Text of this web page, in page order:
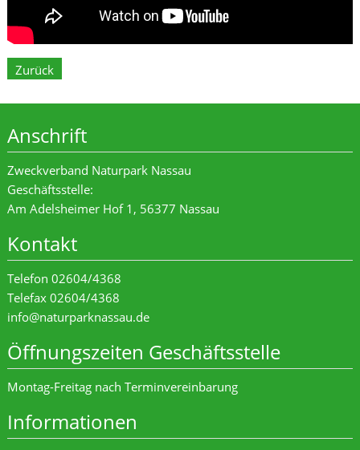
Zurück
Anschrift
Zweckverband Naturpark Nassau
Geschäftsstelle:
Am Adelsheimer Hof 1, 56377 Nassau
Kontakt
Telefon 02604/4368
Telefax 02604/4368
info@naturparknassau.de
Öffnungszeiten Geschäftsstelle
Montag-Freitag nach Terminvereinbarung
Informationen